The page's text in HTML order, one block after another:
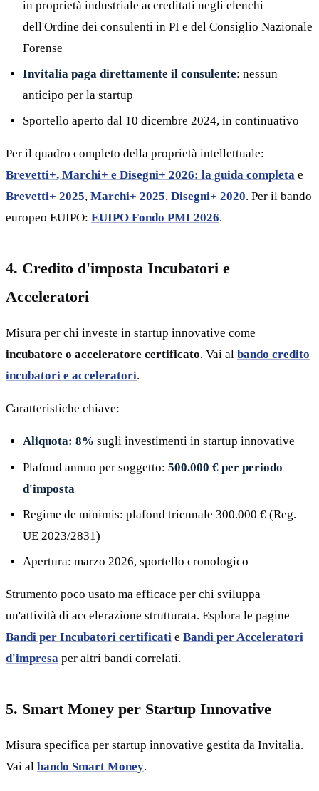
in proprietà industriale accreditati negli elenchi
dell'Ordine dei consulenti in PI e del Consiglio Nazionale
Forense
Invitalia paga direttamente il consulente: nessun
anticipo per la startup
Sportello aperto dal 10 dicembre 2024, in continuativo
Per il quadro completo della proprietà intellettuale:
Brevetti+, Marchi+ e Disegni+ 2026: la guida completa e
Brevetti+ 2025, Marchi+ 2025, Disegni+ 2020. Per il bando
europeo EUIPO: EUIPO Fondo PMI 2026.
4. Credito d'imposta Incubatori e
Acceleratori
Misura per chi investe in startup innovative come
incubatore o acceleratore certificato. Vai al bando credito
incubatori e acceleratori.
Caratteristiche chiave:
Aliquota: 8% sugli investimenti in startup innovative
Plafond annuo per soggetto: 500.000 € per periodo
d'imposta
Regime de minimis: plafond triennale 300.000 € (Reg.
UE 2023/2831)
Apertura: marzo 2026, sportello cronologico
Strumento poco usato ma efficace per chi sviluppa
un'attività di accelerazione strutturata. Esplora le pagine
Bandi per Incubatori certificati e Bandi per Acceleratori
d'impresa per altri bandi correlati.
5. Smart Money per Startup Innovative
Misura specifica per startup innovative gestita da Invitalia.
Vai al bando Smart Money.